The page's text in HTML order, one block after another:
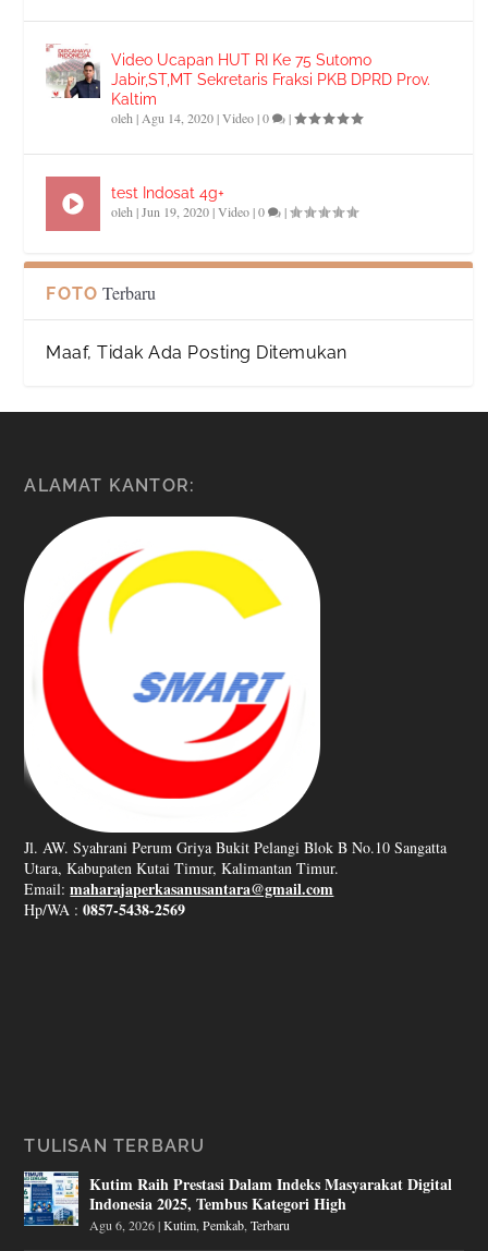
Video Ucapan HUT RI Ke 75 Sutomo
Jabir,ST,MT Sekretaris Fraksi PKB DPRD Prov.
Kaltim
oleh| Agu 14, 2020|Video|0 |
test Indosat 4g+
oleh|Jun 19, 2020|Video|0 |
FOTO Terbaru
Maaf, Tidak Ada Posting Ditemukan
ALAMAT KANTOR:
Jl. AW. Syahrani Perum Griya Bukit Pelangi Blok B No.10 Sangatta
Utara, Kabupaten Kutai Timur, Kalimantan Timur.
Email:maharajaperkasanusantara@gmail.com
Hp/WA :0857-5438-2569
TULISAN TERBARU
Kutim Raih Prestasi Dalam Indeks Masyarakat Digital
Indonesia 2025, Tembus Kategori High
Agu 6, 2026|Kutim ,Pemkab ,Terbaru